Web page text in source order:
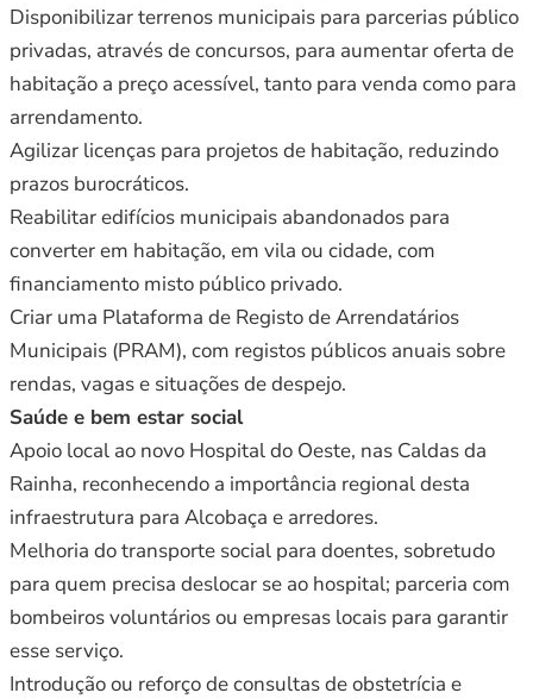
Disponibilizar terrenos municipais para parcerias público
privadas, através de concursos, para aumentar oferta de
habitação a preço acessível, tanto para venda como para
arrendamento.
Agilizar licenças para projetos de habitação, reduzindo
prazos burocráticos.
Reabilitar edifícios municipais abandonados para
converter em habitação, em vila ou cidade, com
financiamento misto público privado.
Criar uma Plataforma de Registo de Arrendatários
Municipais (PRAM), com registos públicos anuais sobre
rendas, vagas e situações de despejo.
Saúde e bem estar social
Apoio local ao novo Hospital do Oeste, nas Caldas da
Rainha, reconhecendo a importância regional desta
infraestrutura para Alcobaça e arredores.
Melhoria do transporte social para doentes, sobretudo
para quem precisa deslocar se ao hospital; parceria com
bombeiros voluntários ou empresas locais para garantir
esse serviço.
Introdução ou reforço de consultas de obstetrícia e